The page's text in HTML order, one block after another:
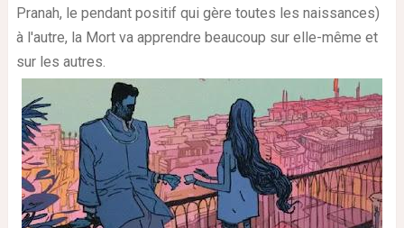
Pranah, le pendant positif qui gère toutes les naissances)
à l'autre, la Mort va apprendre beaucoup sur elle-même et
sur les autres.